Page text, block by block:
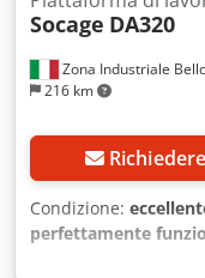
Zona Industriale
216 km
Socage DA320
Richiedere
Condizione:
perfettamente